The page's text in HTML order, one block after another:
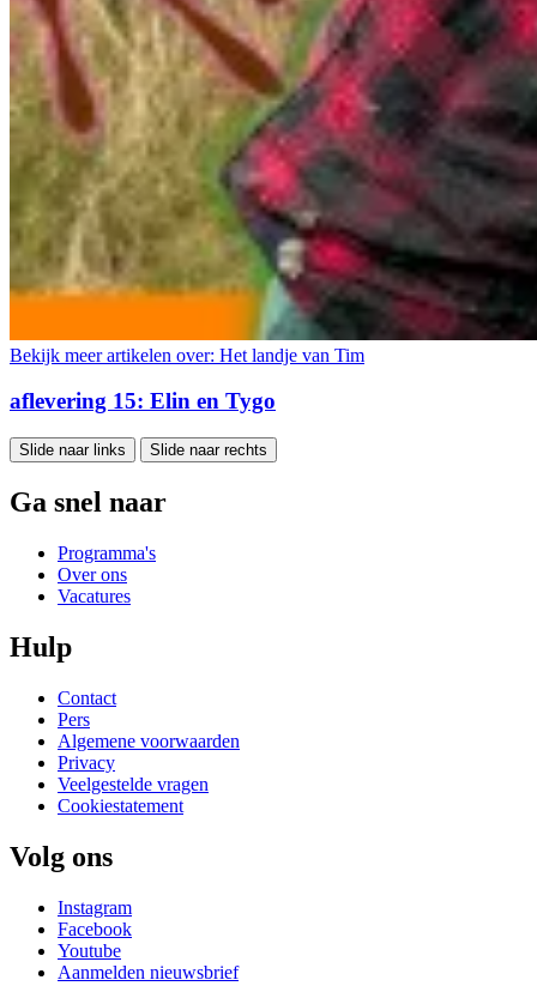
Bekijk meer artikelen over: Het landje van Tim
aflevering 15: Elin en Tygo
Slide naar links Slide naar rechts
Ga snel naar
Programma's
Over ons
Vacatures
Hulp
Contact
Pers
Algemene voorwaarden
Privacy
Veelgestelde vragen
Cookiestatement
Volg ons
Instagram
Facebook
Youtube
Aanmelden nieuwsbrief